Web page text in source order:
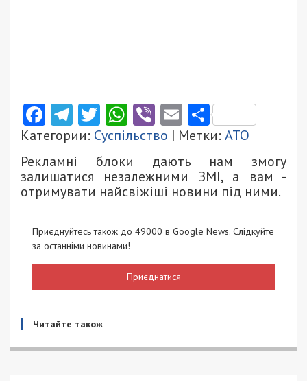
Facebook
Telegram
Twitter
WhatsApp
ViberEmail
Категории: Суспільство | Метки: АТО
Рекламні блоки дають нам змогу
залишатися незалежними ЗМІ, а вам -
отримувати найсвіжіші новини під ними.
Приєднуйтесь також до 49000 в Google News. Слідкуйте
за останніми новинами!
Приєднатися
Читайте також